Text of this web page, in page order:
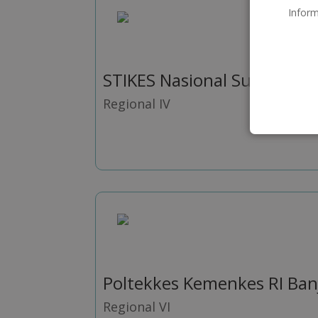
STIKES Nasional Surakarta
Regional IV
Poltekkes Kemenkes RI
Regional VI